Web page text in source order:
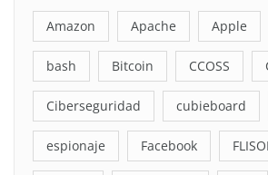
Amazon Apache Apple
bash Bitcoin CCOSS
Ciberseguridad cubieboard
espionaje Facebook